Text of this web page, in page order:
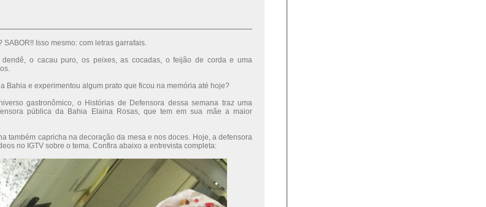
Isso mesmo: com letras garrafais.
o cacau puro, os peixes, as cocadas, o feijão de corda e uma
Bahia e experimentou algum prato que ficou na memória até hoje?
gastronômico, o Histórias de Defensora dessa semana traz uma
pública da Bahia Elaina Rosas, que tem em sua mãe a maior
também capricha na decoração da mesa e nos doces. Hoje, a defensora
no IGTV sobre o tema. Confira abaixo a entrevista completa: